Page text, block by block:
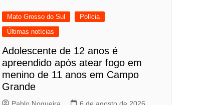
Mato Grosso do Sul
Polícia
Últimas notícias
Adolescente de 12 anos é
apreendido após atear fogo em
menino de 11 anos em Campo
Grande